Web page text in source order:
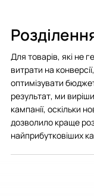
Для товарів, які не
витрати на
оптимізувати
результат, ми
кампанії, оскільки
дозволило краще
найприбутковіших